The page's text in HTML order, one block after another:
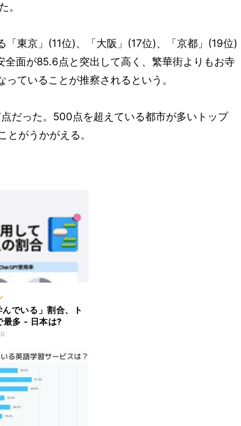
。
「東京」(11位)、「大阪」(17位)、「京都」(19位)
面が85.6点と突出して高く、繁華街よりもお寺
ていることが推察されるという。
だった。500点を超えている都市が多いトップ
がうかがえる。
んでいる」割合、ト
最多 - 日本は?